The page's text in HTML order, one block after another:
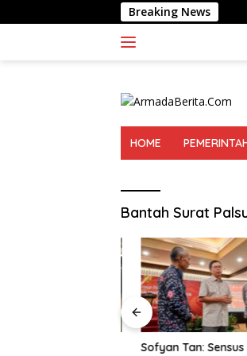
ke
Breaking News
HOME
Bantah Surat
Sofyan Tan: Sensus